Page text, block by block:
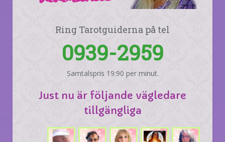
Ring Tarotguiderna på tel
0939-2959
Samtalspris 19:90 per minut.
Just nu är följande vägledare
tillgängliga